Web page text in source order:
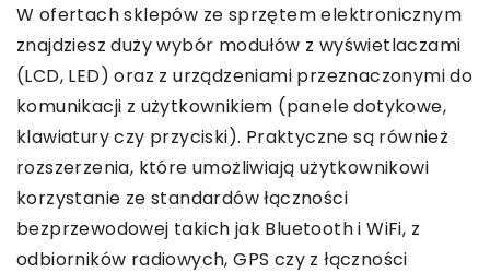
W ofertach sklepów ze sprzętem elektronicznym
znajdziesz duży wybór modułów z wyświetlaczami
(LCD, LED) oraz z urządzeniami przeznaczonymi do
komunikacji z użytkownikiem (panele dotykowe,
klawiatury czy przyciski). Praktyczne są również
rozszerzenia, które umożliwiają użytkownikowi
korzystanie ze standardów łączności
bezprzewodowej takich jak Bluetooth i WiFi, z
odbiorników radiowych, GPS czy z łączności